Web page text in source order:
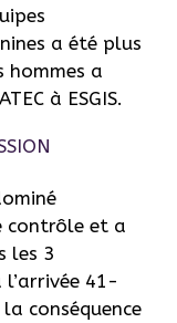
a été plus
hommes a
à ESGIS.
contrôle et a
les 3
41-
conséquence